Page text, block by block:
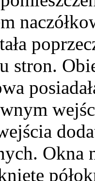
stron.
Okna